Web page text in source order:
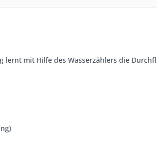
lernt mit Hilfe des Wasserzählers die